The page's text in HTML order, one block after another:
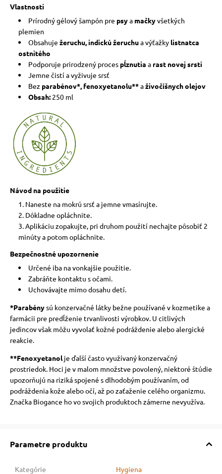
Vlastnosti
Prírodný gélový šampón pre psya mačkyvšetkých
plemien
Obsahuježeruchu, indickú žeruchua výťažky listnatca
ostnitého
Podporuje prirodzený proces pĺznutia a rast novej srsti
Jemne čistí a vyživuje srsť
Bez parabénov*, fenoxyetanolu**aživočíšnych olejov
Obsah: 250 ml
Návod na použitie
Naneste na mokrú srsť a jemne vmasírujte.
Dôkladne opláchnite.
Aplikáciu zopakujte, pri druhom použití nechajte pôsobiť 2
minúty a potom opláchnite.
Bezpečnostné upozornenie
Určené iba na vonkajšie použitie.
Zabráňte kontaktu s očami.
Uchovávajte mimo dosahu detí.
*Parabénysú konzervačné látky bežne používané v kozmetike a
farmácii pre predĺženie trvanlivosti výrobkov. U citlivých
jedincov však môžu vyvolať kožné podráždenie alebo alergické
reakcie.
**Fenoxyetanolje ďalší často využívaný konzervačný
prostriedok. Hoci je v malom množstve povolený, niektoré štúdie
upozorňujú na riziká spojené s dlhodobým používaním, od
podráždenia kože alebo očí, až po zaťaženie celého organizmu.
Značka Biogance ho vo svojich produktoch zámerne nevyužíva.
Parametre produktu
Kategórie Hygiena